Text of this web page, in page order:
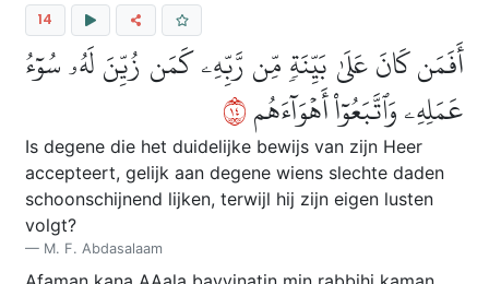
14
أَفَمَن كَانَ عَلَىٰ بَيِّنَةٖ مِّن رَّبِّهِۦ كَمَن زُيِّنَ لَهُۥ سُوٓءُ
عَمَلِهِۦ وَٱتَّبَعُوٓاْ أَهۡوَآءَهُم٤١
Is degene die het duidelijke bewijs van zijn Heer
accepteert, gelijk aan degene wiens slechte daden
schoonschijnend lijken, terwijl hij zijn eigen lusten
volgt?
M. F. Abdasalaam